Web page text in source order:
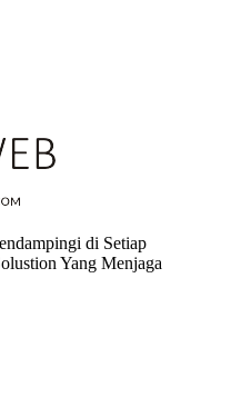
di Setiap
Yang Menjaga